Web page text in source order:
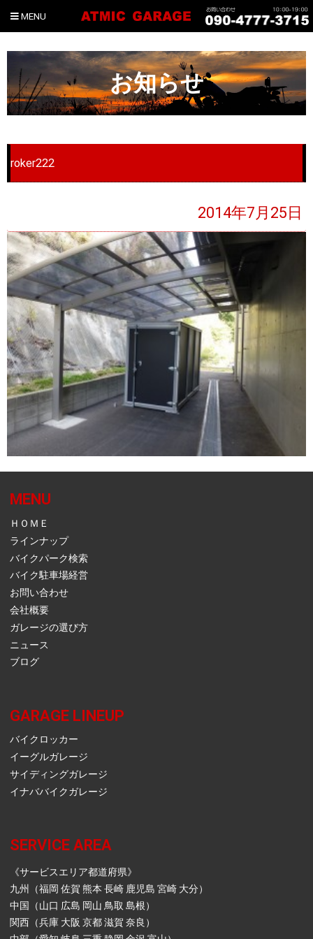
MENU
お知らせ
roker222
2014年7月25日
MENU
ＨＯＭＥ
ラインナップ
バイクパーク検索
バイク駐車場経営
お問い合わせ
会社概要
ガレージの選び方
ニュース
ブログ
GARAGE LINEUP
バイクロッカー
イーグルガレージ
サイディングガレージ
イナババイクガレージ
SERVICE AREA
《サービスエリア都道府県》
九州（福岡 佐賀 熊本 長崎 鹿児島 宮崎 大分）
中国（山口 広島 岡山 鳥取 島根）
関西（兵庫 大阪 京都 滋賀 奈良）